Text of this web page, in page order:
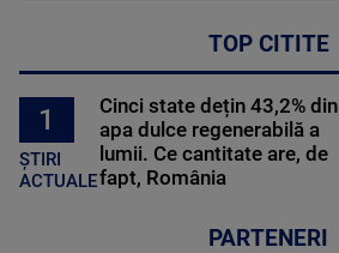
TOP CITITE
1
ȘTIRI
ACTUALE
Cinci state dețin 43,2% din
apa dulce regenerabilă a
lumii. Ce cantitate are, de
fapt, România
PARTENERI